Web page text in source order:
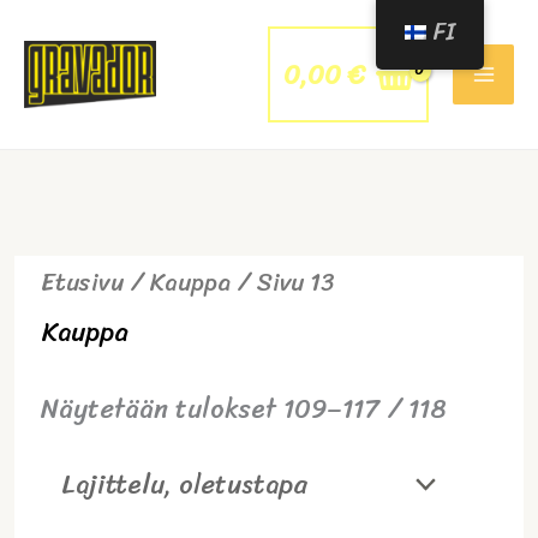
sisältöön
0,00€
Etusivu/Kauppa/ Sivu 13
Kauppa
Näytetään tulokset 109–117 / 118
FI